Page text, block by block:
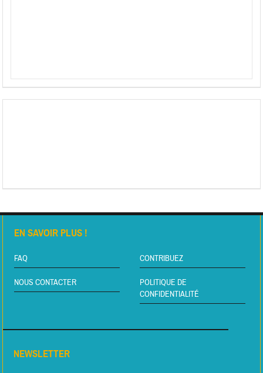
EN SAVOIR PLUS !
FAQ CONTRIBUEZ
NOUS CONTACTER
POLITIQUE DE
CONFIDENTIALITÉ
NEWSLETTER